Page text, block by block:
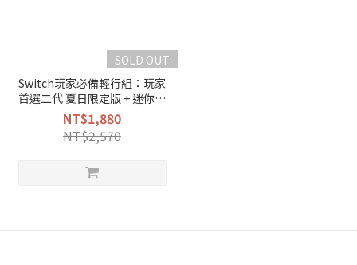
SOLD OUT
Switch玩家必備輕行組：玩家
首選二代 夏日限定版 + 迷你影
像快充 (OLED適用)
NT$1,880
NT$2,570